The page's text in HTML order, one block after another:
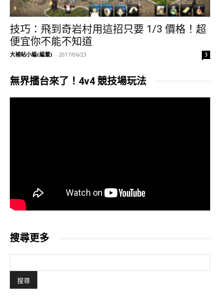
技巧：飛到奇岩村用這招只要 1/3 價格！超
便宜你不能不知道
大補帖小編(編董) - 2017/06/23 3
無界擂台來了！4v4 競技場玩法
搜尋更多